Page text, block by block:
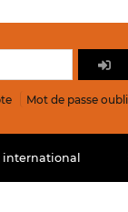
Mot de passe
international